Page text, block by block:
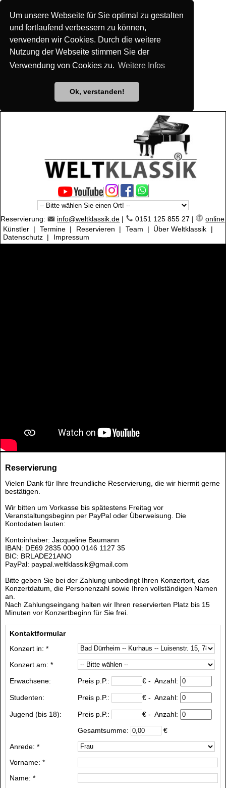
Um unsere Webseite für Sie optimal zu gestalten
und fortlaufend verbessern zu können,
verwenden wir Cookies. Durch die weitere
Nutzung der Webseite stimmen Sie der
Verwendung von Cookies zu. Weitere Infos
Ok, verstanden!
Reservierung: info@weltklassik.de | 0151 125 855 27 |
online
Künstler | Termine | Reservieren | Team | Über Weltklassik
|
Datenschutz | Impressum
Reservierung
Vielen Dank für Ihre freundliche Reservierung, die wir hiermit gerne
bestätigen.
Wir bitten um Vorkasse bis spätestens Freitag vor
Veranstaltungsbeginn per PayPal oder Überweisung. Die
Kontodaten lauten:
Kontoinhaber: Jacqueline Baumann
IBAN: DE69 2835 0000 0146 1127 35
BIC: BRLADE21ANO
PayPal: paypal.weltklassik@gmail.com
Bitte geben Sie bei der Zahlung unbedingt Ihren Konzertort, das
Konzertdatum, die Personenzahl sowie Ihren vollständigen Namen
an.
Nach Zahlungseingang halten wir Ihren reservierten Platz bis 15
Minuten vor Konzertbeginn für Sie frei.
Kontaktformular
Konzert in: *
Konzert am: *
Erwachsene:
Preis p.P.: € - Anzahl:
Studenten: Preis p.P.: € - Anzahl:
Jugend (bis 18): Preis p.P.: € - Anzahl:
Gesamtsumme:
€
Anrede: *
Vorname: *
Name: *